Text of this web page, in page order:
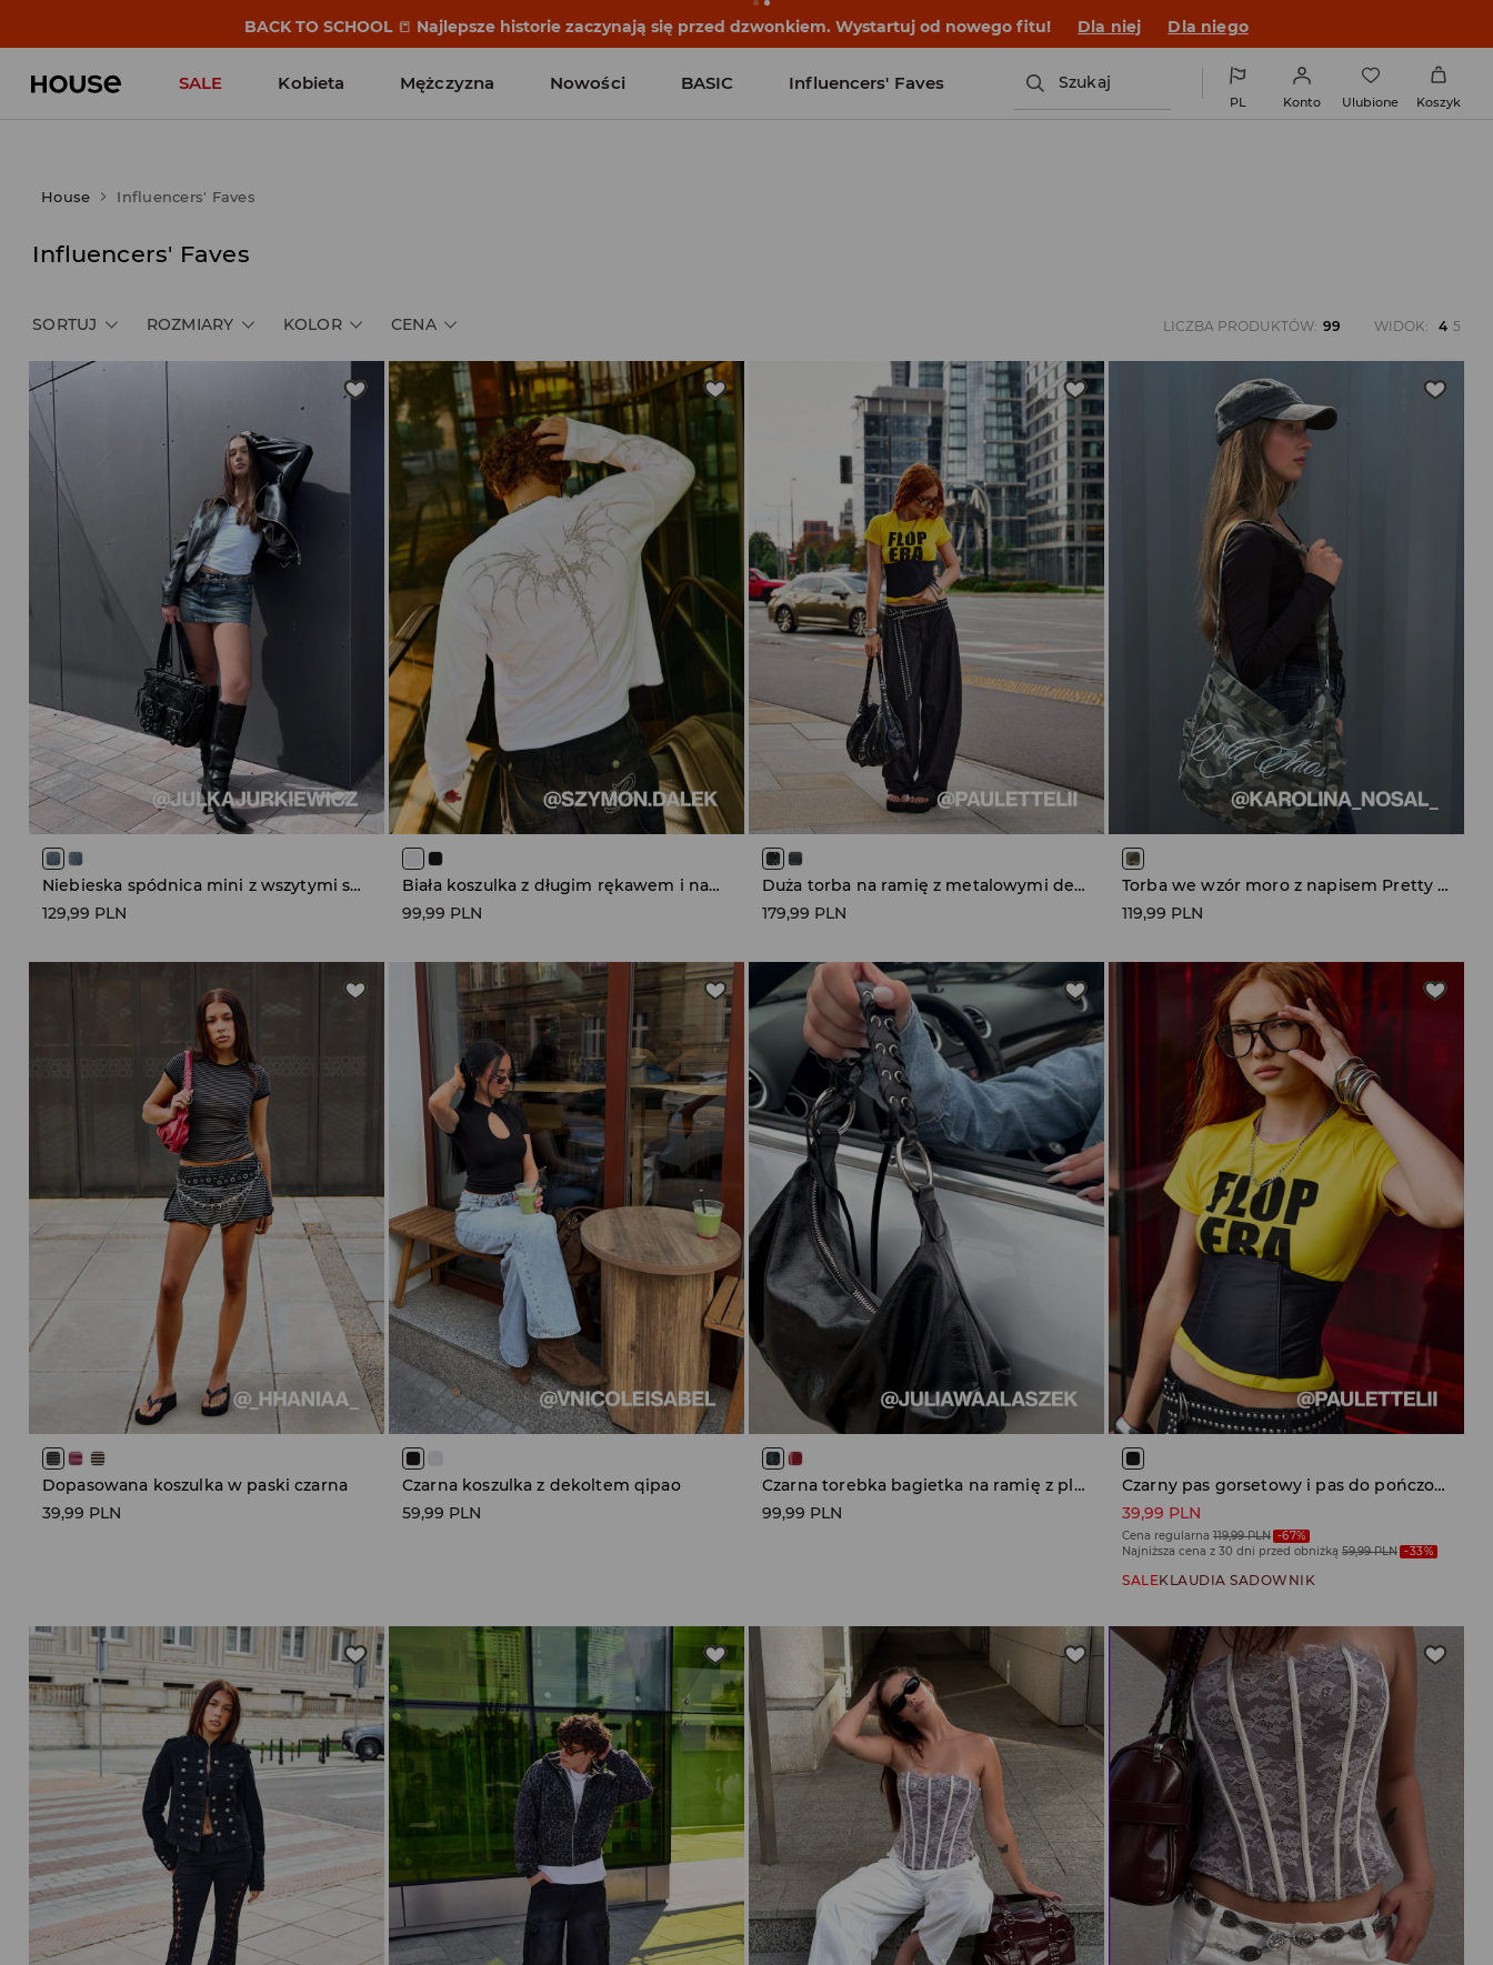
BACK TO SCHOOL 📒 Najlepsze historie zaczynają się przed dzwonkiem. Wystartuj od nowego fitu! Dla niej Dla niego
SALE Kobieta Mężczyzna Nowości BASIC Influencers' Faves Szukaj
PL Konto Ulubione Koszyk
House Influencers' Faves
Influencers' Faves
SORTUJ ROZMIARY KOLOR CENA LICZBA PRODUKTÓW: 99 WIDOK: 4 5
Niebieska spódnica mini z wszytymi spodenkami
129,99 PLN
Biała koszulka z długim rękawem i nadrukami w stylu tribal
99,99 PLN
Duża torba na ramię z metalowymi detalami czarna
179,99 PLN
Torba we wzór moro z napisem Pretty Chaos
119,99 PLN
Dopasowana koszulka w paski czarna
39,99 PLN
Czarna koszulka z dekoltem qipao
59,99 PLN
Czarna torebka bagietka na ramię z plecionką i marszczeniami
99,99 PLN
Czarny pas gorsetowy i pas do pończoch House x Klaudia Sadownik
39,99 PLN
Cena regularna 119,99 PLN -67%
Najniższa cena z 30 dni przed obniżką 59,99 PLN -33%
SALEKLAUDIA SADOWNIK